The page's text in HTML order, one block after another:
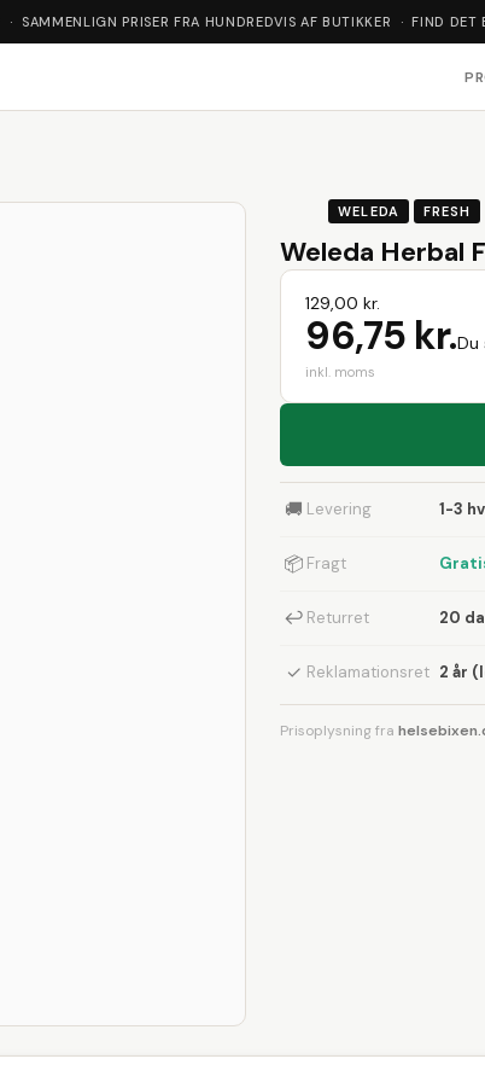
· SAMMENLIGN PRISER FRA HUNDREDVIS AF BUTIKKER · FIND DET
WELEDA FRESH
Weleda Herbal
129,00 kr.
96,75 kr.Du
inkl. moms
🚚 Levering 1-3
📦 Fragt
↩ Returret 20
✓ Reklamationsret 2 år
Prisoplysning fra